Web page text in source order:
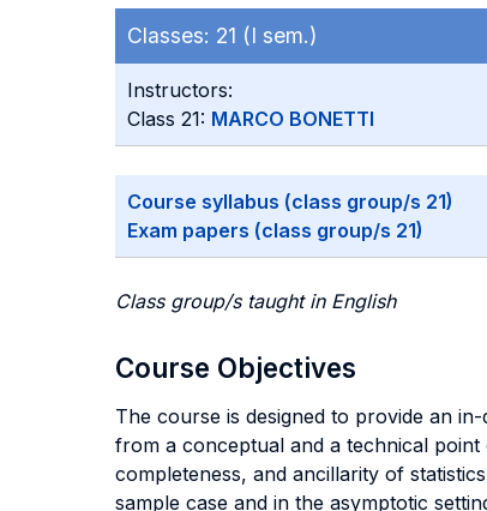
Classes: 21 (I sem.)
Instructors:
Class 21: MARCO BONETTI
Course syllabus (class group/s 21)
Exam papers (class group/s 21)
Class group/s taught in English
Course Objectives
The course is designed to provide an
from a conceptual and a technical
completeness, and ancillarity of
sample case and in the asymptotic